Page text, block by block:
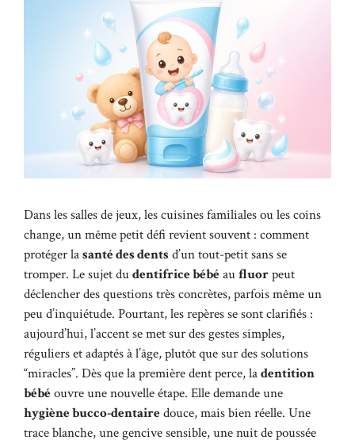
Dans les salles de jeux, les cuisines familiales ou les coins
change, un même petit défi revient souvent : comment
protéger lasanté des dents d’un tout-petit sans se
tromper. Le sujet dudentifrice bébéaufluorpeut
déclencher des questions très concrètes, parfois même un
peu d’inquiétude. Pourtant, les repères se sont clarifiés :
aujourd’hui, l’accent se met sur des gestes simples,
réguliers et adaptés à l’âge, plutôt que sur des solutions
“miracles”. Dès que la première dent perce, ladentition
bébéouvre une nouvelle étape. Elle demande une
hygiène bucco-dentairedouce, mais bien réelle. Une
trace blanche, une gencive sensible, une nuit de poussée